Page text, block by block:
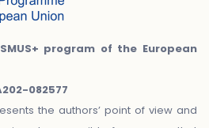
program of the European
082577
the authors’ point of view and